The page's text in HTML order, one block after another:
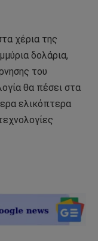
χέρια της
δολάρια,
του
θα πέσει στα
ελικόπτερα